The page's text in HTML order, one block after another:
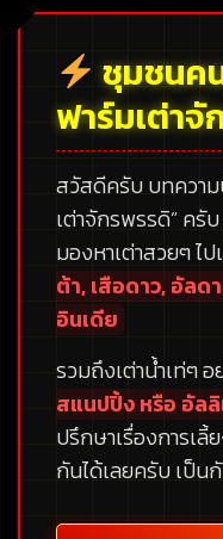
ชุมชนค
ฟาร์มเต่า
สวัสดีครับ บทความ
เต่าจักรพรรดิ”ครั
มองหาเต่าสวยๆ ไ
ต้า, เสือดาว, อัลด
อินเดีย
รวมถึงเต่าน้ำเท่ๆ อ
สแนปปิ้ง หรือ อัลลิ
ปรึกษาเรื่องการเ
กันได้เลยครับ เป็น